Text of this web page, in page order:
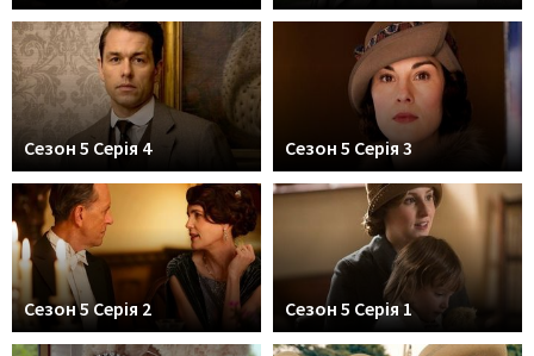
Сезон 5 Серія 4 Сезон 5 Серія 3
Сезон 5 Серія 2 Сезон 5 Серія 1